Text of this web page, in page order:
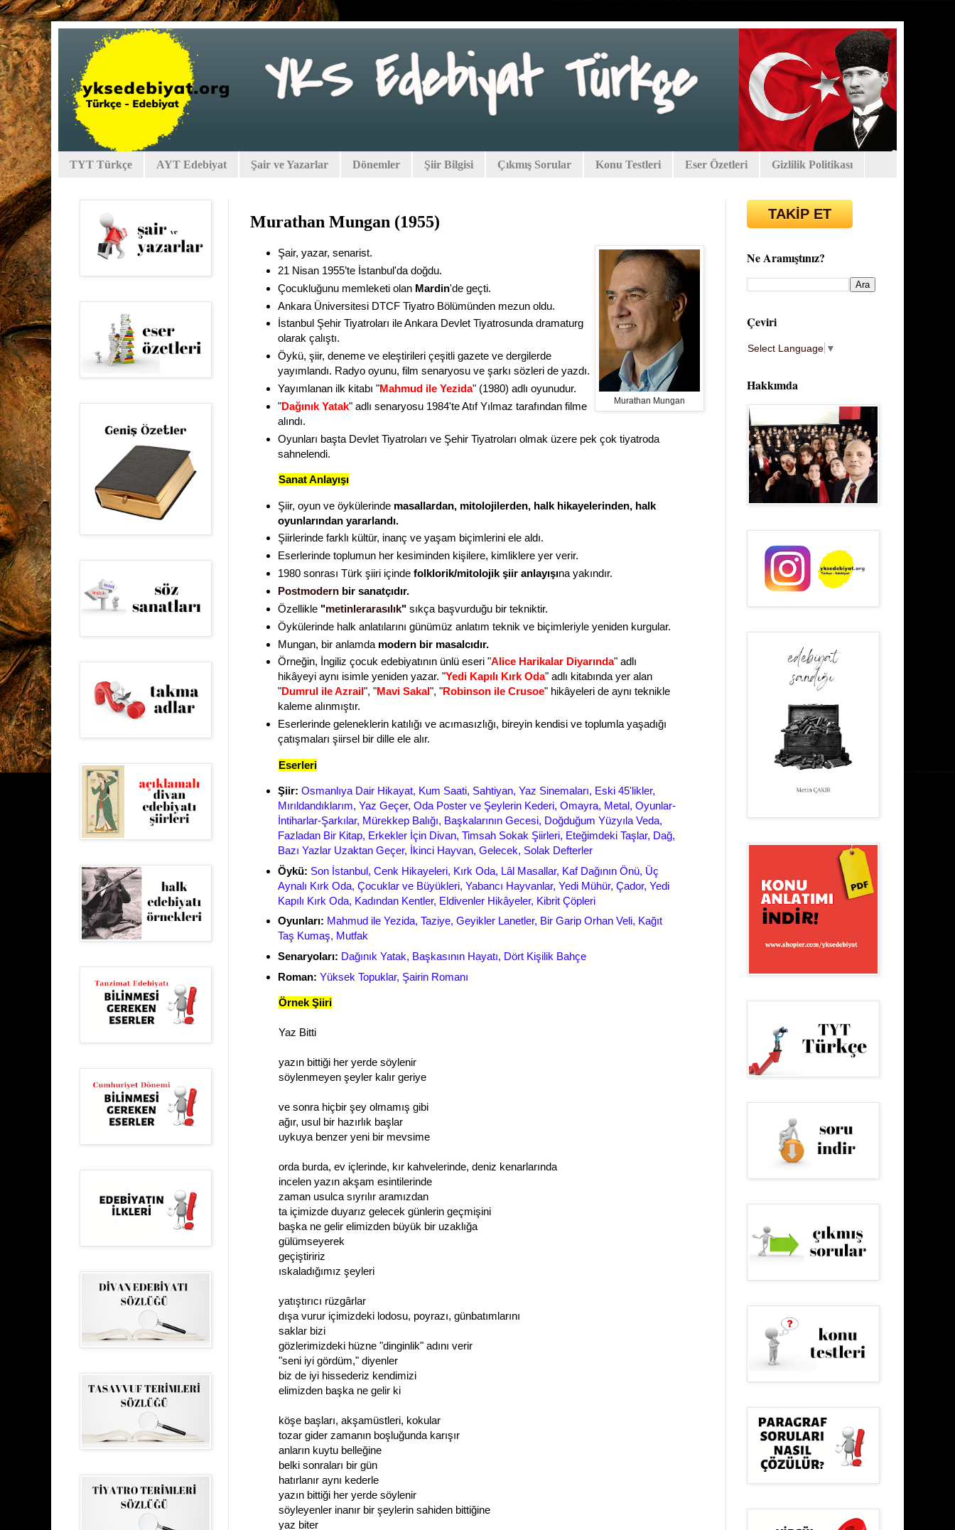
TYT Türkçe AYT Edebiyat Şair ve Yazarlar Dönemler Şiir Bilgisi Çıkmış Sorular Konu Testleri Eser Özetleri Gizlilik Politikası
Murathan Mungan (1955)
Murathan Mungan
Şair, yazar, senarist.
21 Nisan 1955’te İstanbul'da doğdu.
Çocukluğunu memleketi olan Mardin'de geçti.
Ankara Üniversitesi DTCF Tiyatro Bölümünden mezun oldu.
İstanbul Şehir Tiyatroları ile Ankara Devlet Tiyatrosunda dramaturg
olarak çalıştı.
Öykü, şiir, deneme ve eleştirileri çeşitli gazete ve dergilerde
yayımlandı. Radyo oyunu, film senaryosu ve şarkı sözleri de yazdı.
Yayımlanan ilk kitabı "Mahmud ile Yezida" (1980) adlı oyunudur.
"Dağınık Yatak" adlı senaryosu 1984'te Atıf Yılmaz tarafından filme
alındı.
Oyunları başta Devlet Tiyatroları ve Şehir Tiyatroları olmak üzere pek çok tiyatroda
sahnelendi.
Sanat Anlayışı
Şiir, oyun ve öykülerinde masallardan, mitolojilerden, halk hikayelerinden, halk
oyunlarından yararlandı.
Şiirlerinde farklı kültür, inanç ve yaşam biçimlerini ele aldı.
Eserlerinde toplumun her kesiminden kişilere, kimliklere yer verir.
1980 sonrası Türk şiiri içinde folklorik/mitolojik şiir anlayışına yakındır.
Postmodernbir sanatçıdır.
Özellikle "metinlerarasılık" sıkça başvurduğu bir tekniktir.
Öykülerinde halk anlatılarını günümüz anlatım teknik ve biçimleriyle yeniden kurgular.
Mungan, bir anlamda modern bir masalcıdır.
Örneğin, İngiliz çocuk edebiyatının ünlü eseri "Alice Harikalar Diyarında" adlı
hikâyeyi aynı isimle yeniden yazar. "Yedi Kapılı Kırk Oda" adlı kitabında yer alan
"Dumrul ile Azrail", "Mavi Sakal", "Robinson ile Crusoe" hikâyeleri de aynı teknikle
kaleme alınmıştır.
Eserlerinde geleneklerin katılığı ve acımasızlığı, bireyin kendisi ve toplumla yaşadığı
çatışmaları şiirsel bir dille ele alır.
Eserleri
Şiir: Osmanlıya Dair Hikayat, Kum Saati, Sahtiyan, Yaz Sinemaları, Eski 45'likler,
Mırıldandıklarım, Yaz Geçer, Oda Poster ve Şeylerin Kederi, Omayra, Metal, Oyunlar-
İntiharlar-Şarkılar, Mürekkep Balığı, Başkalarının Gecesi, Doğduğum Yüzyıla Veda,
Fazladan Bir Kitap, Erkekler İçin Divan, Timsah Sokak Şiirleri, Eteğimdeki Taşlar, Dağ,
Bazı Yazlar Uzaktan Geçer, İkinci Hayvan, Gelecek, Solak Defterler
Öykü: Son İstanbul, Cenk Hikayeleri, Kırk Oda, Lâl Masallar, Kaf Dağının Önü, Üç
Aynalı Kırk Oda, Çocuklar ve Büyükleri, Yabancı Hayvanlar, Yedi Mühür, Çador, Yedi
Kapılı Kırk Oda, Kadından Kentler, Eldivenler Hikâyeler, Kibrit Çöpleri
Oyunları: Mahmud ile Yezida, Taziye, Geyikler Lanetler, Bir Garip Orhan Veli, Kağıt
Taş Kumaş, Mutfak
Senaryoları: Dağınık Yatak, Başkasının Hayatı, Dört Kişilik Bahçe
Roman: Yüksek Topuklar, Şairin Romanı
Örnek Şiiri
Yaz Bitti
yazın bittiği her yerde söylenir
söylenmeyen şeyler kalır geriye
ve sonra hiçbir şey olmamış gibi
ağır, usul bir hazırlık başlar
uykuya benzer yeni bir mevsime
orda burda, ev içlerinde, kır kahvelerinde, deniz kenarlarında
incelen yazın akşam esintilerinde
zaman usulca sıyrılır aramızdan
ta içimizde duyarız gelecek günlerin geçmişini
başka ne gelir elimizden büyük bir uzaklığa
gülümseyerek
geçiştiririz
ıskaladığımız şeyleri
yatıştırıcı rüzgârlar
dışa vurur içimizdeki lodosu, poyrazı, günbatımlarını
saklar bizi
gözlerimizdeki hüzne "dinginlik" adını verir
"seni iyi gördüm," diyenler
biz de iyi hissederiz kendimizi
elimizden başka ne gelir ki
köşe başları, akşamüstleri, kokular
tozar gider zamanın boşluğunda karışır
anların kuytu belleğine
belki sonraları bir gün
hatırlanır aynı kederle
yazın bittiği her yerde söylenir
söyleyenler inanır bir şeylerin sahiden bittiğine
yaz biter
TAKİP ET
Ne Aramıştınız?
Çeviri
Select Language ▼
Hakkımda